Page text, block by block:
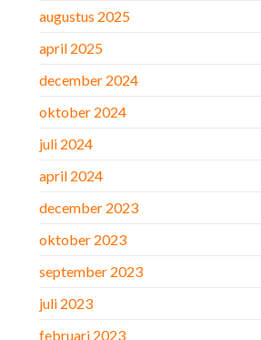
augustus 2025
april 2025
december 2024
oktober 2024
juli 2024
april 2024
december 2023
oktober 2023
september 2023
juli 2023
februari 2023